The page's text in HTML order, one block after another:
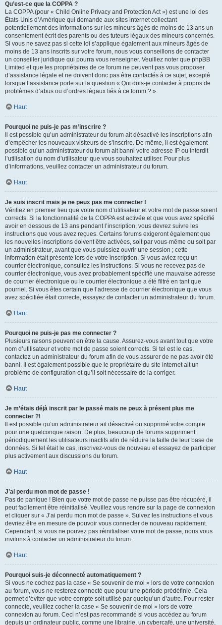
Qu’est-ce que la COPPA ?
La COPPA (pour « Child Online Privacy and Protection Act ») est une loi des
États-Unis d’Amérique qui demande aux sites internet collectant
potentiellement des informations sur les mineurs âgés de moins de 13 ans un
consentement écrit des parents ou des tuteurs légaux des mineurs concernés.
Si vous ne savez pas si cette loi s’applique également aux mineurs âgés de
moins de 13 ans inscrits sur votre forum, nous vous conseillons de contacter
un conseiller juridique qui pourra vous renseigner. Veuillez noter que phpBB
Limited et que les propriétaires de ce forum ne peuvent pas vous proposer
d’assistance légale et ne doivent donc pas être contactés à ce sujet, excepté
lorsque l’assistance porte sur la question « Qui dois-je contacter à propos de
problèmes d’abus ou d’ordres légaux liés à ce forum ? ».
Haut
Pourquoi ne puis-je pas m’inscrire ?
Il est possible qu’un administrateur du forum ait désactivé les inscriptions afin
d’empêcher les nouveaux visiteurs de s’inscrire. De même, il est également
possible qu’un administrateur du forum ait banni votre adresse IP ou interdit
l’utilisation du nom d’utilisateur que vous souhaitez utiliser. Pour plus
d’informations, veuillez contacter un administrateur du forum.
Haut
Je suis inscrit mais je ne peux pas me connecter !
Vérifiez en premier lieu que votre nom d’utilisateur et votre mot de passe soient
corrects. Si la fonctionnalité de la COPPA est activée et que vous avez spécifié
avoir en dessous de 13 ans pendant l’inscription, vous devrez suivre les
instructions que vous avez reçues. Certains forums exigeront également que
les nouvelles inscriptions doivent être activées, soit par vous-même ou soit par
un administrateur, avant que vous puissiez ouvrir une session ; cette
information était présente lors de votre inscription. Si vous aviez reçu un
courrier électronique, consultez les instructions. Si vous ne recevez pas de
courrier électronique, vous avez probablement spécifié une mauvaise adresse
de courrier électronique ou le courrier électronique a été filtré en tant que
pourriel. Si vous êtes certain que l’adresse de courrier électronique que vous
avez spécifiée était correcte, essayez de contacter un administrateur du forum.
Haut
Pourquoi ne puis-je pas me connecter ?
Plusieurs raisons peuvent en être la cause. Assurez-vous avant tout que votre
nom d’utilisateur et votre mot de passe soient corrects. Si tel est le cas,
contactez un administrateur du forum afin de vous assurer de ne pas avoir été
banni. Il est également possible que le propriétaire du site internet ait un
problème de configuration et qu’il soit nécessaire de la corriger.
Haut
Je m’étais déjà inscrit par le passé mais ne peux à présent plus me
connecter ?!
Il est possible qu’un administrateur ait désactivé ou supprimé votre compte
pour une quelconque raison. De plus, beaucoup de forums suppriment
périodiquement les utilisateurs inactifs afin de réduire la taille de leur base de
données. Si tel était le cas, inscrivez-vous de nouveau et essayez de participer
plus activement aux discussions du forum.
Haut
J’ai perdu mon mot de passe !
Pas de panique ! Bien que votre mot de passe ne puisse pas être récupéré, il
peut facilement être réinitialisé. Veuillez vous rendre sur la page de connexion
et cliquer sur « J’ai perdu mon mot de passe ». Suivez les instructions et vous
devriez être en mesure de pouvoir vous connecter de nouveau rapidement.
Cependant, si vous ne pouvez pas réinitialiser votre mot de passe, nous vous
invitons à contacter un administrateur du forum.
Haut
Pourquoi suis-je déconnecté automatiquement ?
Si vous ne cochez pas la case « Se souvenir de moi » lors de votre connexion
au forum, vous ne resterez connecté que pour une période prédéfinie. Cela
permet d’éviter que votre compte soit utilisé par quelqu’un d’autre. Pour rester
connecté, veuillez cocher la case « Se souvenir de moi » lors de votre
connexion au forum. Ceci n’est pas recommandé si vous accédez au forum
depuis un ordinateur public, comme une librairie, un cybercafé, une université,